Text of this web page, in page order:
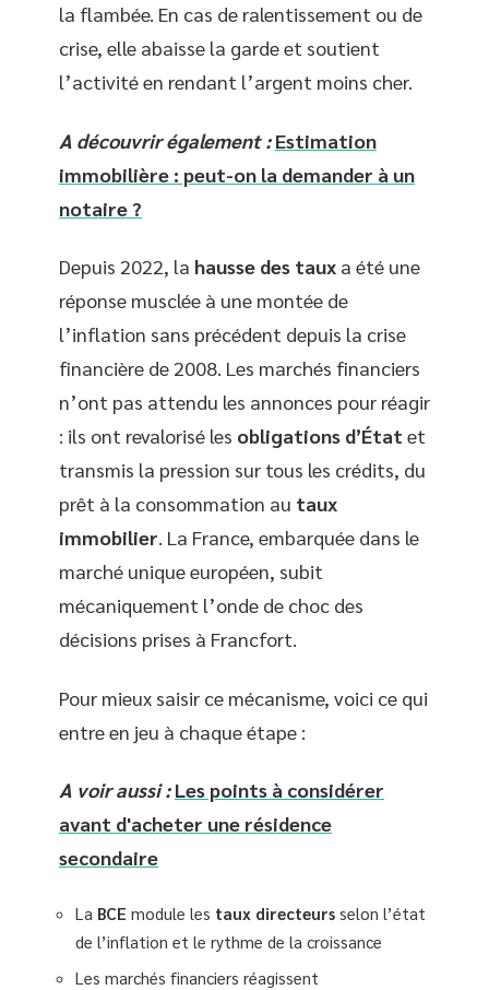
la flambée. En cas de ralentissement ou de
crise, elle abaisse la garde et soutient
l’activité en rendant l’argent moins cher.
A découvrir également : Estimation
immobilière : peut-on la demander à un
notaire ?
Depuis 2022, la hausse des taux a été une
réponse musclée à une montée de
l’inflation sans précédent depuis la crise
financière de 2008. Les marchés financiers
n’ont pas attendu les annonces pour réagir
: ils ont revalorisé les obligations d’État et
transmis la pression sur tous les crédits, du
prêt à la consommation au taux
immobilier. La France, embarquée dans le
marché unique européen, subit
mécaniquement l’onde de choc des
décisions prises à Francfort.
Pour mieux saisir ce mécanisme, voici ce qui
entre en jeu à chaque étape :
A voir aussi : Les points à considérer
avant d'acheter une résidence
secondaire
La BCE module les taux directeurs selon l’état
de l’inflation et le rythme de la croissance
Les marchés financiers réagissent